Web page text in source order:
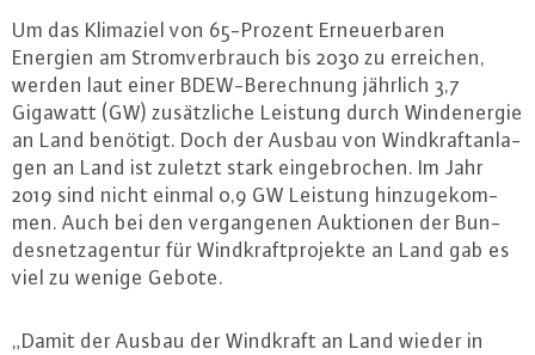
Um das Klimaziel von 65-Pro­zent Er­neu­er­ba­ren
Energien am Strom­ver­brauch bis 2030 zu erreichen,
werden laut einer BDEW-Be­rech­nung jährlich 3,7
Gigawatt (GW) zu­sätz­li­che Leistung durch Wind­ener­gie
an Land benötigt. Doch der Ausbau von Wind­kraft­an­la­
gen an Land ist zuletzt stark ein­ge­bro­chen. Im Jahr
2019 sind nicht einmal 0,9 GW Leistung hin­zu­ge­kom­
men. Auch bei den ver­gan­ge­nen Auktionen der Bun­
des­netz­agen­tur für Wind­kraft­pro­jek­te an Land gab es
viel zu wenige Gebote.
„Damit der Ausbau der Windkraft an Land wieder in